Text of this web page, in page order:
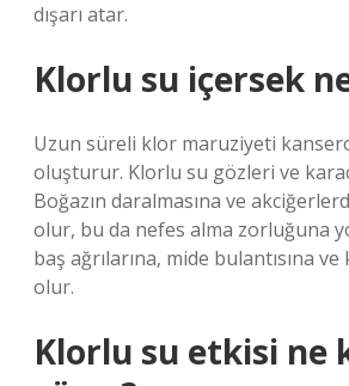
dışarı atar.
Klorlu su içersek
Uzun süreli klor maruziyeti
oluşturur. Klorlu su gözleri ve
Boğazın daralmasına ve
olur, bu da nefes alma zorluğuna
baş ağrılarına, mide bulantısına
olur.
Klorlu su etkisi ne